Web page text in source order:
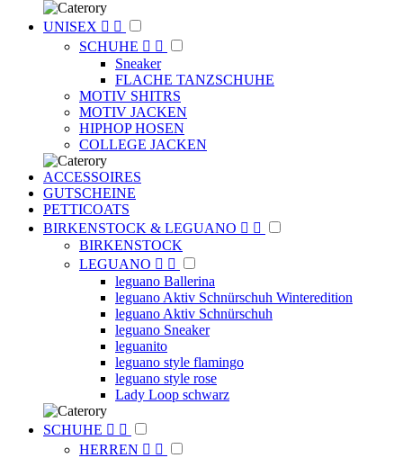
UNISEX  
SCHUHE  
Sneaker
FLACHE TANZSCHUHE
MOTIV SHITRS
MOTIV JACKEN
HIPHOP HOSEN
COLLEGE JACKEN
ACCESSOIRES
GUTSCHEINE
PETTICOATS
BIRKENSTOCK & LEGUANO  
BIRKENSTOCK
LEGUANO  
leguano Ballerina
leguano Aktiv Schnürschuh Winteredition
leguano Aktiv Schnürschuh
leguano Sneaker
leguanito
leguano style flamingo
leguano style rose
Lady Loop schwarz
SCHUHE  
HERREN  